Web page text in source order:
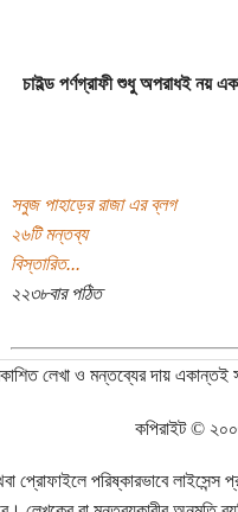
চাইল্ড পর্ণগ্রাফী শুধু অপরাধই নয়
সবুজ পাহাড়ের রাজা এর ব্লগ
২৬টি মন্তব্য
বিস্তারিত...
২২৩৮বার পঠিত
লেখা ও মন্তব্যের দায় একান্তই
কপিরাইট ©
প্রোফাইলে পরিষ্কারভাবে লাইসেন্স